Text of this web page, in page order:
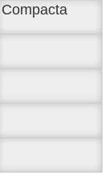
Compacta